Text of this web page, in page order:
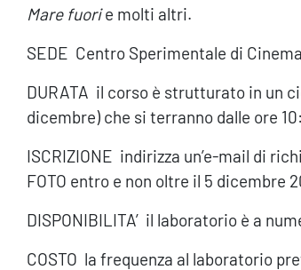
Mare fuorie molti altri.
SEDE Centro Sperimentale di
DURATA il corso è strutturato in un
dicembre) che si terranno dalle ore
ISCRIZIONE indirizza un’e-mail di
FOTO entro e non oltre il 5 dicembre
DISPONIBILITA’ il laboratorio è a
COSTO la frequenza al laboratorio